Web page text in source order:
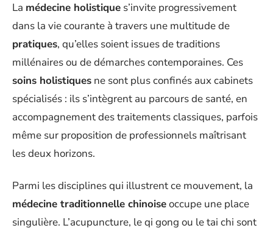
La médecine holistique s’invite progressivement
dans la vie courante à travers une multitude de
pratiques, qu’elles soient issues de traditions
millénaires ou de démarches contemporaines. Ces
soins holistiques ne sont plus confinés aux cabinets
spécialisés : ils s’intègrent au parcours de santé, en
accompagnement des traitements classiques, parfois
même sur proposition de professionnels maîtrisant
les deux horizons.
Parmi les disciplines qui illustrent ce mouvement, la
médecine traditionnelle chinoiseoccupe une place
singulière. L’acupuncture, le qi gong ou le tai chi sont